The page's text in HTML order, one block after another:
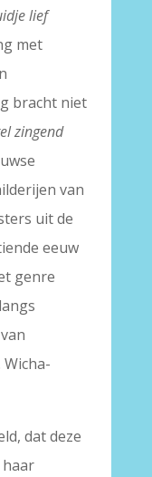
lief
met
bracht niet
zingend
van
uit de
eeuw
genre
dat deze